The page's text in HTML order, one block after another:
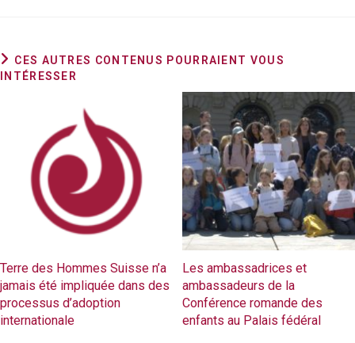
CES AUTRES CONTENUS POURRAIENT VOUS
INTÉRESSER
Terre des Hommes Suisse n’a
jamais été impliquée dans des
processus d’adoption
internationale
Les ambassadrices et
ambassadeurs de la
Conférence romande des
enfants au Palais fédéral